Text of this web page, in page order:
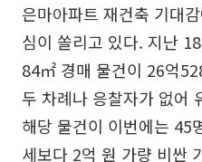
은마아파트 재건축 기대
심이 쏠리고 있다. 지난
84㎡ 경매 물건이 26억
두 차례나 응찰자가 없어
해당 물건이 이번에는 45
세보다 2억 원 가량 비싼